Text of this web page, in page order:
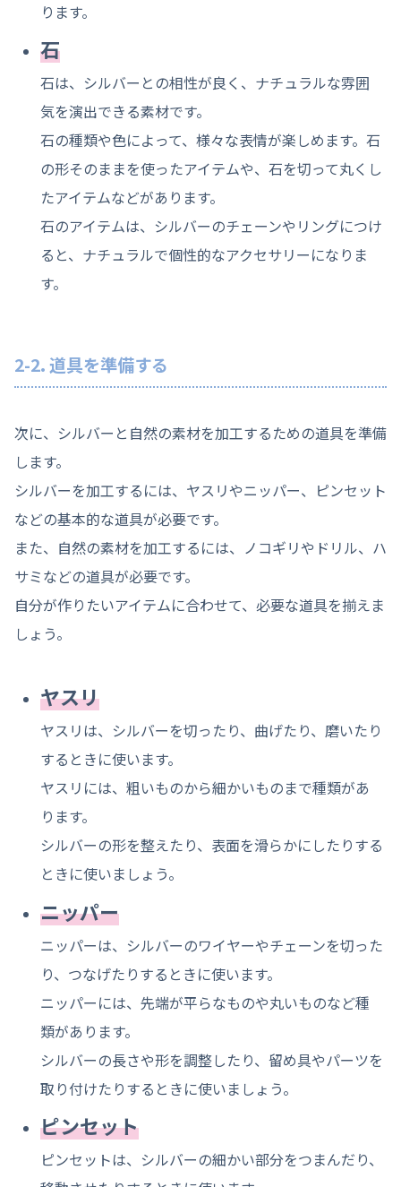
ります。
石
石は、シルバーとの相性が良く、ナチュラルな雰囲
気を演出できる素材です。
石の種類や色によって、様々な表情が楽しめます。石
の形そのままを使ったアイテムや、石を切って丸くし
たアイテムなどがあります。
石のアイテムは、シルバーのチェーンやリングにつけ
ると、ナチュラルで個性的なアクセサリーになりま
す。
2-2. 道具を準備する
次に、シルバーと自然の素材を加工するための道具を準備
します。
シルバーを加工するには、ヤスリやニッパー、ピンセット
などの基本的な道具が必要です。
また、自然の素材を加工するには、ノコギリやドリル、ハ
サミなどの道具が必要です。
自分が作りたいアイテムに合わせて、必要な道具を揃えま
しょう。
ヤスリ
ヤスリは、シルバーを切ったり、曲げたり、磨いたり
するときに使います。
ヤスリには、粗いものから細かいものまで種類があ
ります。
シルバーの形を整えたり、表面を滑らかにしたりする
ときに使いましょう。
ニッパー
ニッパーは、シルバーのワイヤーやチェーンを切った
り、つなげたりするときに使います。
ニッパーには、先端が平らなものや丸いものなど種
類があります。
シルバーの長さや形を調整したり、留め具やパーツを
取り付けたりするときに使いましょう。
ピンセット
ピンセットは、シルバーの細かい部分をつまんだり、